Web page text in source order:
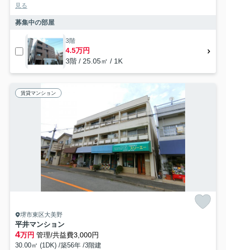
見る
募集中の部屋
3階
4.5万円
3階 / 25.05㎡ / 1K
賃貸マンション
堺市東区大美野
平井マンション
4万円 管理/共益費3,000円
30.00㎡ (1DK) /築56年 /3階建